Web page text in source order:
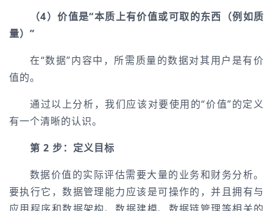
（4）价值是“本质上有价值或可取的东西（例如质
量）”
在“数据”内容中，所需质量的数据对其用户是有价
值的。
通过以上分析，我们应该对要使用的“价值”的定义
有一个清晰的认识。
第 2 步：定义目标
数据价值的实际评估需要大量的业务和财务分析。
要执行它，数据管理能力应该是可操作的，并且拥有与